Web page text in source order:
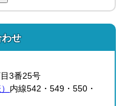
わせ
3番25号
内線542・549・550・